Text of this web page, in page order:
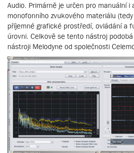
Audio. Primárně je určen pro manuální
monofonního zvukového materiálu
příjemné grafické prostředí, ovládání a
úrovni. Celkově se tento nástroj
nástroji Melodyne od společnosti